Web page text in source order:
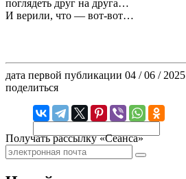
поглядеть друг на друга…
И верили, что — вот-вот…
дата первой публикации 04 / 06 / 2025
поделиться
Получать рассылку «Сеанса»